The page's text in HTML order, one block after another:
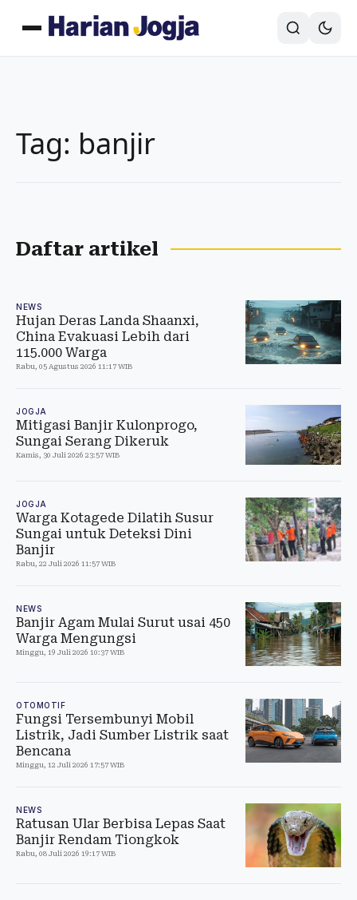
Tag: banjir
Daftar artikel
NEWS
Hujan Deras Landa Shaanxi,
China Evakuasi Lebih dari
115.000 Warga
Rabu, 05 Agustus 2026 11:17 WIB
JOGJA
Mitigasi Banjir Kulonprogo,
Sungai Serang Dikeruk
Kamis, 30 Juli 2026 23:57 WIB
JOGJA
Warga Kotagede Dilatih Susur
Sungai untuk Deteksi Dini
Banjir
Rabu, 22 Juli 2026 11:57 WIB
NEWS
Banjir Agam Mulai Surut usai 450
Warga Mengungsi
Minggu, 19 Juli 2026 10:37 WIB
OTOMOTIF
Fungsi Tersembunyi Mobil
Listrik, Jadi Sumber Listrik saat
Bencana
Minggu, 12 Juli 2026 17:57 WIB
NEWS
Ratusan Ular Berbisa Lepas Saat
Banjir Rendam Tiongkok
Rabu, 08 Juli 2026 19:17 WIB